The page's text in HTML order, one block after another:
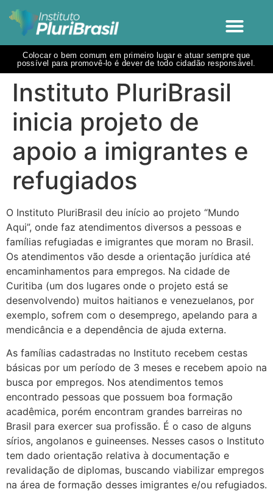
Colocar o bem comum em primeiro lugar e atuar sempre que
possível para promovê-lo é dever de todo cidadão responsável.
Instituto PluriBrasil
inicia projeto de
apoio a imigrantes e
refugiados
O Instituto PluriBrasil deu início ao projeto “Mundo
Aqui”, onde faz atendimentos diversos a pessoas e
famílias refugiadas e imigrantes que moram no Brasil.
Os atendimentos vão desde a orientação jurídica até
encaminhamentos para empregos. Na cidade de
Curitiba (um dos lugares onde o projeto está se
desenvolvendo) muitos haitianos e venezuelanos, por
exemplo, sofrem com o desemprego, apelando para a
mendicância e a dependência de ajuda externa.
As famílias cadastradas no Instituto recebem cestas
básicas por um período de 3 meses e recebem apoio na
busca por empregos. Nos atendimentos temos
encontrado pessoas que possuem boa formação
acadêmica, porém encontram grandes barreiras no
Brasil para exercer sua profissão. É o caso de alguns
sírios, angolanos e guineenses. Nesses casos o Instituto
tem dado orientação relativa à documentação e
revalidação de diplomas, buscando viabilizar empregos
na área de formação desses imigrantes e/ou refugiados.